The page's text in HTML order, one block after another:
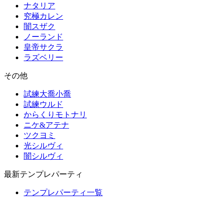
ナタリア
究極カレン
闇スザク
ノーランド
皇帝サクラ
ラズベリー
その他
試練大喬小喬
試練ウルド
からくりモトナリ
ニケ&アテナ
ツクヨミ
光シルヴィ
闇シルヴィ
最新テンプレパーティ
テンプレパーティ一覧